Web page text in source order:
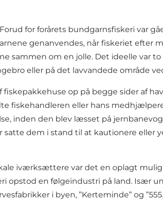
for forårets bundgarnsfiskeri var
genanvendes, når fiskeriet efter
sammen om en jolle. Det ideelle var
eller på det lavvandede område
op på begge sider af
fiskehandleren eller hans
inden den blev læsset på
dem i stand til at kautionere eller
iværksættere var det en oplagt
en følgeindustri på land. Især
i byen, ”Kerteminde” og ”555.